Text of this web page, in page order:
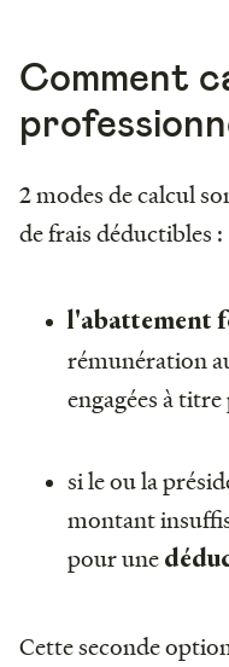
Comment
2 modes de calcul
de frais déductibles :
l'abattement
rémunération
engagées à
si le ou la
montant
pour une
Cette seconde